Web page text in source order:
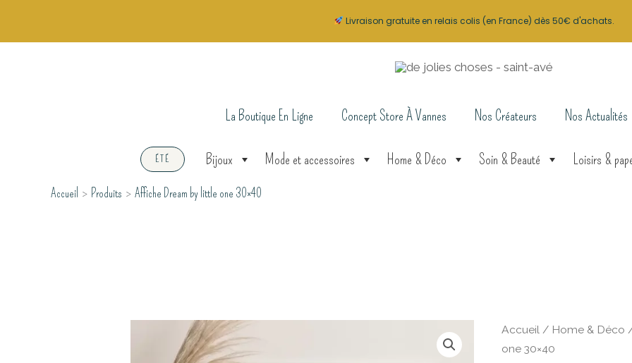
La Boutique En Ligne Concept Store À Vannes Nos Créateurs Nos Actualités
ÉTÉ Bijoux Mode et accessoires Home & Déco Soin & Beauté Loisirs &
Accueil Produits Affiche Dream by little one 30×40
Accueil/ Home & Déco
one 30×40
quantité
de
Livraison gratuite en relais colis (en France) dès 50€ d'achats.